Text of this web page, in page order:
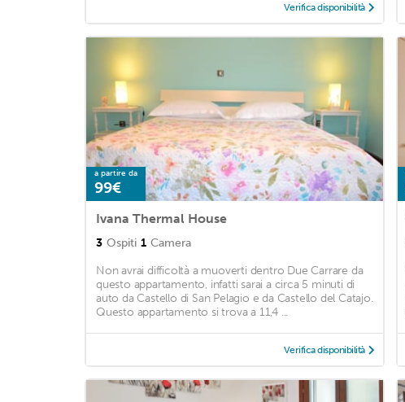
Verifica disponibilità
a partire da
99€
Ivana Thermal House
3 Ospiti 1 Camera
Non avrai difficoltà a muoverti dentro Due Carrare da
questo appartamento, infatti sarai a circa 5 minuti di
auto da Castello di San Pelagio e da Castello del Catajo.
Questo appartamento si trova a 11,4 ...
Verifica disponibilità